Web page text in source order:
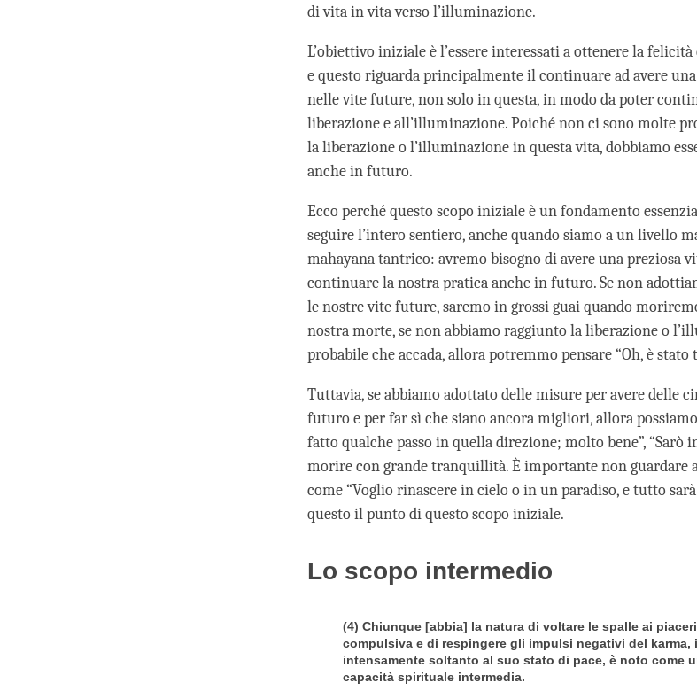
di vita in vita verso l’illuminazione.
L’obiettivo iniziale è l’essere interessati a ottenere la
e questo riguarda principalmente il continuare ad avere
nelle vite future, non solo in questa, in modo da poter
liberazione e all’illuminazione. Poiché non ci sono molte
la liberazione o l’illuminazione in questa vita, dobbiamo
anche in futuro.
Ecco perché questo scopo iniziale è un fondamento
seguire l’intero sentiero, anche quando siamo a un livello
mahayana tantrico: avremo bisogno di avere una preziosa
continuare la nostra pratica anche in futuro. Se non
le nostre vite future, saremo in grossi guai quando
nostra morte, se non abbiamo raggiunto la liberazione o
probabile che accada, allora potremmo pensare “Oh, è stato
Tuttavia, se abbiamo adottato delle misure per avere delle
futuro e per far sì che siano ancora migliori, allora
fatto qualche passo in quella direzione; molto bene”, “Sarò
morire con grande tranquillità. È importante non guardare
come “Voglio rinascere in cielo o in un paradiso, e tutto
questo il punto di questo scopo iniziale.
Lo scopo intermedio
(4) Chiunque [abbia] la natura di voltare le spalle ai
compulsiva e di respingere gli impulsi negativi del karma,
intensamente soltanto al suo stato di pace, è noto come
capacità spirituale intermedia.